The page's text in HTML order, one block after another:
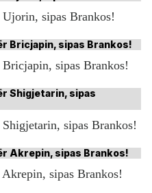
sipas Brankos!
sipas Brankos!
sipas Brankos!
sipas Brankos!